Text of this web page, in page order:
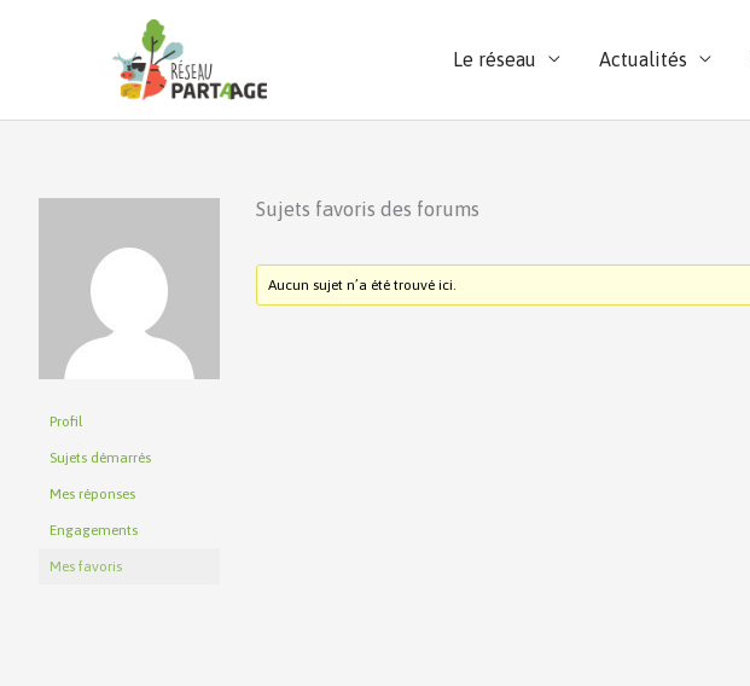
Le réseau Actualités
Profil
Sujets démarrés
Mes réponses
Engagements
Mes favoris
Sujets favoris des forums
Aucun sujet n’a été trouvé ici.